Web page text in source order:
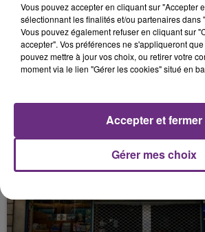
7 août 2026
LA CENTRALE NUCLÉAIRE DE
Cela fait déjà une semaine que la
nucléaire ardennaise est à l'arrêt.
justifiée par la sécheresse intense
Vous pouvez accepter en cliquant sur "Accepter
sélectionnant les finalités et/ou partenaires dans
Vous pouvez également refuser en cliquant sur
accepter". Vos préférences ne s'appliqueront
pouvez mettre à jour vos choix, ou retirer votre
moment via le lien "Gérer les cookies" situé en
Gérer mes choix
Accepter et fermer